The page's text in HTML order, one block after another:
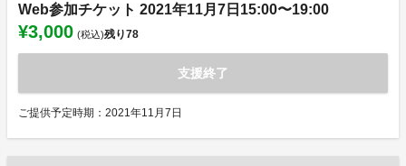
Web参加チケット 2021年11月7日15:00〜19:00
¥3,000 (税込)残り78
支援終了
ご提供予定時期：2021年11月7日